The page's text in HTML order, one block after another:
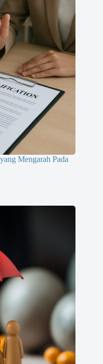
Mengarah Pada